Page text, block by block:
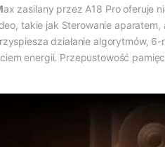
ax zasilany przez A18 Pro oferuje
takie jak Sterowanie
działanie algorytmów,
energii. Przepustowość